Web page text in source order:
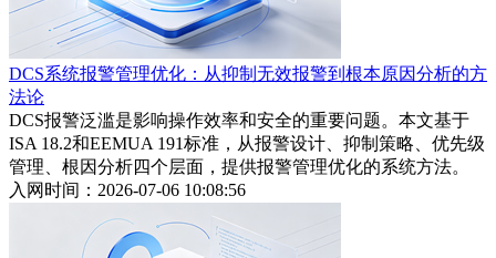
DCS系统报警管理优化：从抑制无效报警到根本原因分析的方
法论
DCS报警泛滥是影响操作效率和安全的重要问题。本文基于
ISA 18.2和EEMUA 191标准，从报警设计、抑制策略、优先级
管理、根因分析四个层面，提供报警管理优化的系统方法。
入网时间：2026-07-06 10:08:56